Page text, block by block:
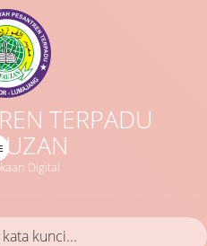
TERPADU
Digital